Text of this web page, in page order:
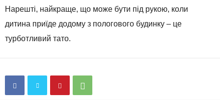
Нарешті, найкраще, що може бути під рукою, коли
дитина приїде додому з пологового будинку – це
турботливий тато.